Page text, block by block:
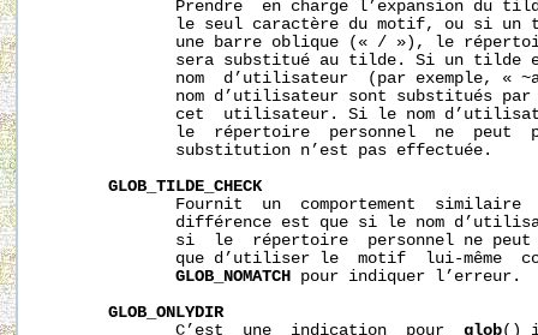
Prendre  en charge l’expansion du
le seul caractère du motif, ou si un
une barre oblique (« / »), le
sera substitué au tilde. Si un tilde
nom  d’utilisateur  (par exemple, «
nom d’utilisateur sont substitués
cet  utilisateur. Si le nom
le  répertoire  personnel  ne  peut
              substitution n’est pas effectuée.
GLOB_TILDE_CHECK
Fournit  un  comportement  similaire
différence est que si le nom
si  le  répertoire  personnel ne
que d’utiliser le  motif  lui-même
GLOB_NOMATCH pour indiquer l’erreur.
GLOB_ONLYDIR
              C’est  une
indication
  pour
glob()